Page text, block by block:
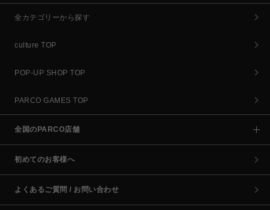
全カテゴリーから探す
culture TOP
POP-UP SHOP TOP
PARCO GAMES TOP
全国のPARCO店舗
初めてのお客様へ
よくあるご質問 / お問い合わせ